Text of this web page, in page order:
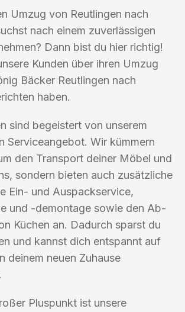
Umzug von Reutlingen nach
nach einem zuverlässigen
Dann bist du hier richtig!
Kunden über ihren Umzug
Bäcker Reutlingen nach
haben.
sind begeistert von unserem
Serviceangebot. Wir kümmern
den Transport deiner Möbel und
sondern bieten auch zusätzliche
Ein- und Auspackservice,
und -demontage sowie den Ab-
Küchen an. Dadurch sparst du
und kannst dich entspannt auf
deinem neuen Zuhause
Pluspunkt ist unsere